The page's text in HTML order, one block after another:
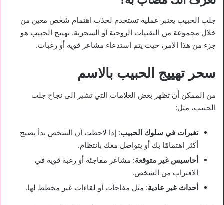
جلب الحبيب يعتبر عملية تستخدم لجذب اهتمام شخص معين من
خلال مجموعة من التقنيات الروحية أو السحرية. تهييج الحبيب هو
جزء من هذا الأمر، حيث يتم استدعاء مشاعر قوية أو رغبات.
سحر تهييج الحبيب بالاسم
من الممكن أن تظهر بعض العلامات التي تشير إلى نجاح جلب
الحبيب، مثل:
تغيرات في سلوك الحبيب: إذا لاحظت أن الشخص بدأ يصبح
أكثر اهتمامًا بك أو يتواصل معك بانتظام.
أحاسيس غير متوقعة: مشاعر مفاجئة أو رغبة قوية في
الاقتراب من الشخص.
أحداث غير عادية: مثل مفاجأت أو لقاءات غير مخطط لها.